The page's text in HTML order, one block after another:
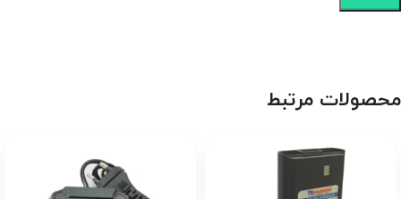
محصولات مرتبط